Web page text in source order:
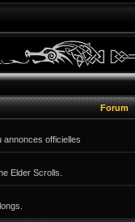
Forum
annonces officielles
Elder Scrolls.